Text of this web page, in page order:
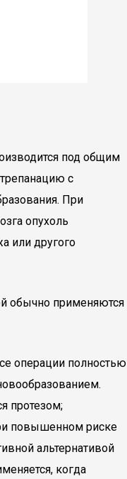
под общим
с
При
опухоль
или другого
обычно применяются
операции полностью
протезом;
повышенном риске
альтернативой
когда